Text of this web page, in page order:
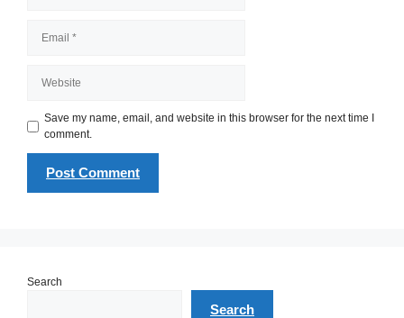
Save my name, email, and website in this browser for the next time I
comment.
Search
Search